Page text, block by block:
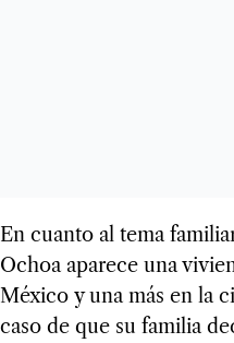
En cuanto al tema
Ochoa aparece una
México y una más en la
caso de que su familia